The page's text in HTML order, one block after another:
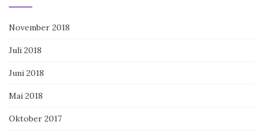
November 2018
Juli 2018
Juni 2018
Mai 2018
Oktober 2017